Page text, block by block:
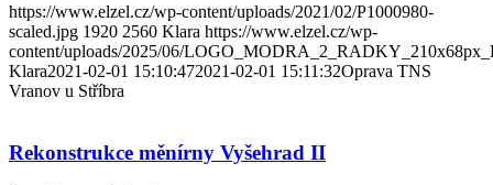
https://www.elzel.cz/wp-content/uploads/2021/02/P1000980-
scaled.jpg 1920 2560 Klara https://www.elzel.cz/wp-
content/uploads/2025/06/
Klara2021-02-01 15:10:472021-02-01 15:11:32Oprava TNS
Vranov u Stříbra
Rekonstrukce měnírny Vyšehrad II